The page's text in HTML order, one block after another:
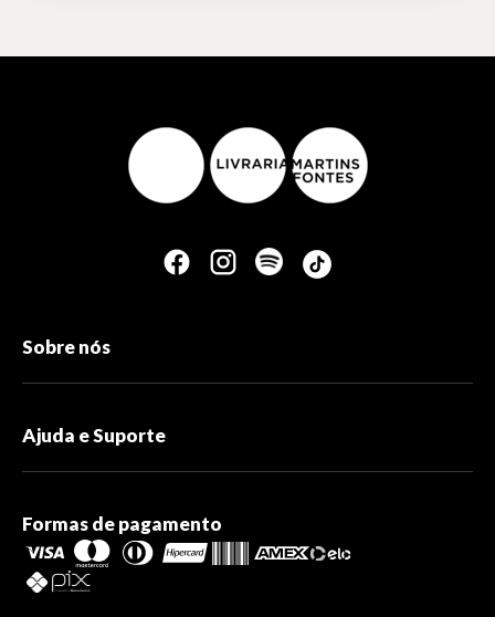
Sobre nós
Ajuda e Suporte
Formas de pagamento